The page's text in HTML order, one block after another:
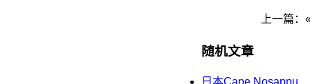
上一篇
随机文章
日本Cape Nosappu